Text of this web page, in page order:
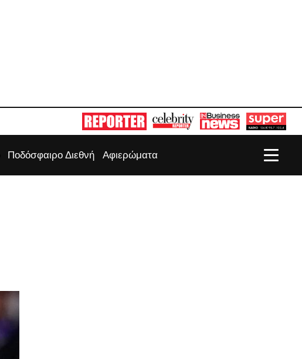
Ποδόσφαιρο Διεθνή Αφιερώματα